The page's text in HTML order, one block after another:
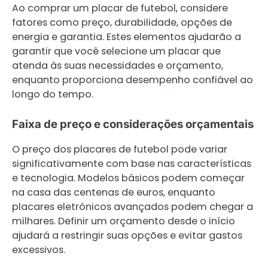
Ao comprar um placar de futebol, considere
fatores como preço, durabilidade, opções de
energia e garantia. Estes elementos ajudarão a
garantir que você selecione um placar que
atenda às suas necessidades e orçamento,
enquanto proporciona desempenho confiável ao
longo do tempo.
Faixa de preço e considerações orçamentais
O preço dos placares de futebol pode variar
significativamente com base nas características
e tecnologia. Modelos básicos podem começar
na casa das centenas de euros, enquanto
placares eletrónicos avançados podem chegar a
milhares. Definir um orçamento desde o início
ajudará a restringir suas opções e evitar gastos
excessivos.